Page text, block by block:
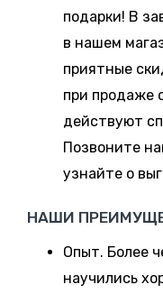
подарки! В
в нашем
приятные
при продаже
действуют
Позвоните
узнайте о
НАШИ
Опыт. Более
научились